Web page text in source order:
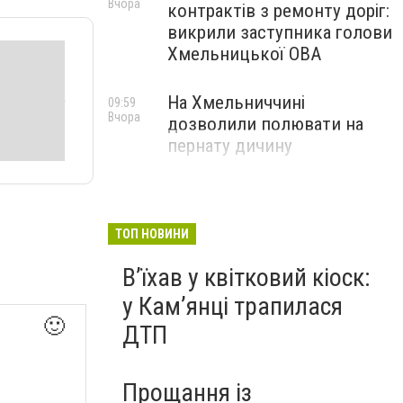
🙂
контрактів з ремонту доріг:
викрили заступника голови
Хмельницької ОВА
Вчора
На Хмельниччині
дозволили полювати на
пернату дичину
09:59
Вчора
ТОП НОВИНИ
Вʼїхав у квітковий кіоск:
у Камʼянці трапилася
ДТП
Прощання із